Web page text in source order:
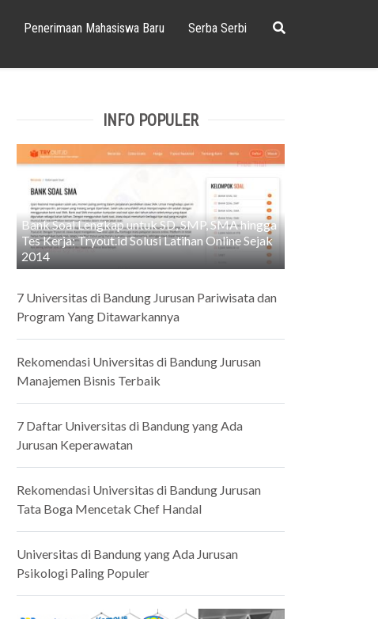
Penerimaan Mahasiswa Baru Serba Serbi
INFO POPULER
Bank Soal Lengkap untuk SD, SMP, SMA hingga
Tes Kerja: Tryout.id Solusi Latihan Online Sejak
2014
7 Universitas di Bandung Jurusan Pariwisata dan
Program Yang Ditawarkannya
Rekomendasi Universitas di Bandung Jurusan
Manajemen Bisnis Terbaik
7 Daftar Universitas di Bandung yang Ada
Jurusan Keperawatan
Rekomendasi Universitas di Bandung Jurusan
Tata Boga Mencetak Chef Handal
Universitas di Bandung yang Ada Jurusan
Psikologi Paling Populer